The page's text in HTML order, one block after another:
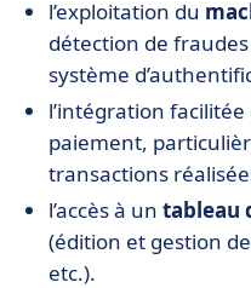
l’exploitation du
détection de fraudes
système
l’intégration
paiement,
transactions
l’accès à un tableau
(édition et gestion
etc.).